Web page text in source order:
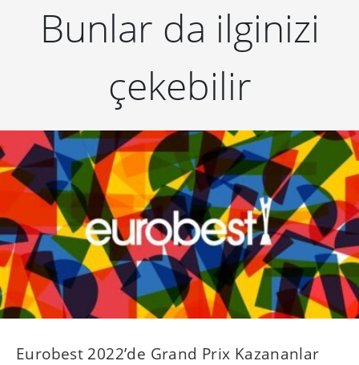
Bunlar da ilginizi
çekebilir
Eurobest 2022’de Grand Prix Kazananlar